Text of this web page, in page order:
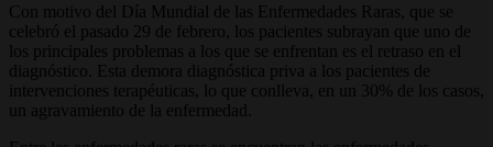
Con motivo del Día Mundial de las Enfermedades Raras, que se
celebró el pasado 29 de febrero, los pacientes subrayan que uno de
los principales problemas a los que se enfrentan es el retraso en el
diagnóstico. Esta demora diagnóstica priva a los pacientes de
intervenciones terapéuticas, lo que conlleva, en un 30% de los casos,
un agravamiento de la enfermedad.